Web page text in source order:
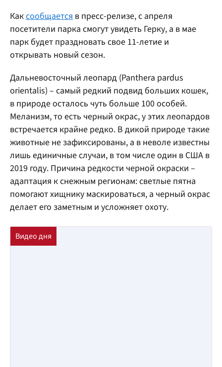
Каксообщается в пресс-релизе, с апреля
посетители парка смогут увидеть Герку, а в мае
парк будет праздновать свое 11-летие и
открывать новый сезон.
Дальневосточный леопард (Panthera pardus
orientalis) – самый редкий подвид больших кошек,
в природе осталось чуть больше 100 особей.
Меланизм, то есть черный окрас, у этих леопардов
встречается крайне редко. В дикой природе такие
животные не зафиксированы, а в неволе известны
лишь единичные случаи, в том числе один в США в
2019 году. Причина редкости черной окраски –
адаптация к снежным регионам: светлые пятна
помогают хищнику маскироваться, а черный окрас
делает его заметным и усложняет охоту.